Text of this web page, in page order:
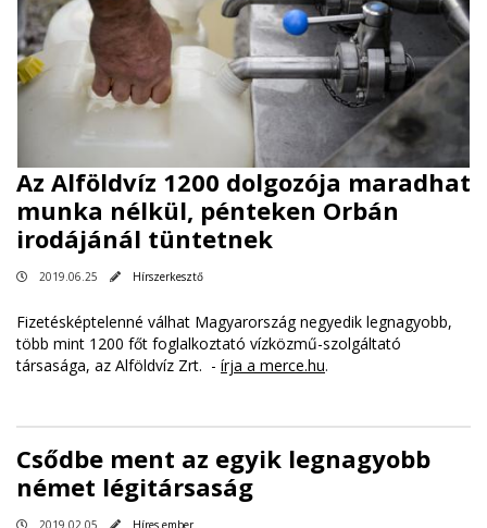
Az Alföldvíz 1200 dolgozója maradhat
munka nélkül, pénteken Orbán
irodájánál tüntetnek
2019.06.25 Hírszerkesztő
Fizetésképtelenné válhat Magyarország negyedik legnagyobb,
több mint 1200 főt foglalkoztató vízközmű-szolgáltató
társasága, az Alföldvíz Zrt. - írja a merce.hu.
Csődbe ment az egyik legnagyobb
német légitársaság